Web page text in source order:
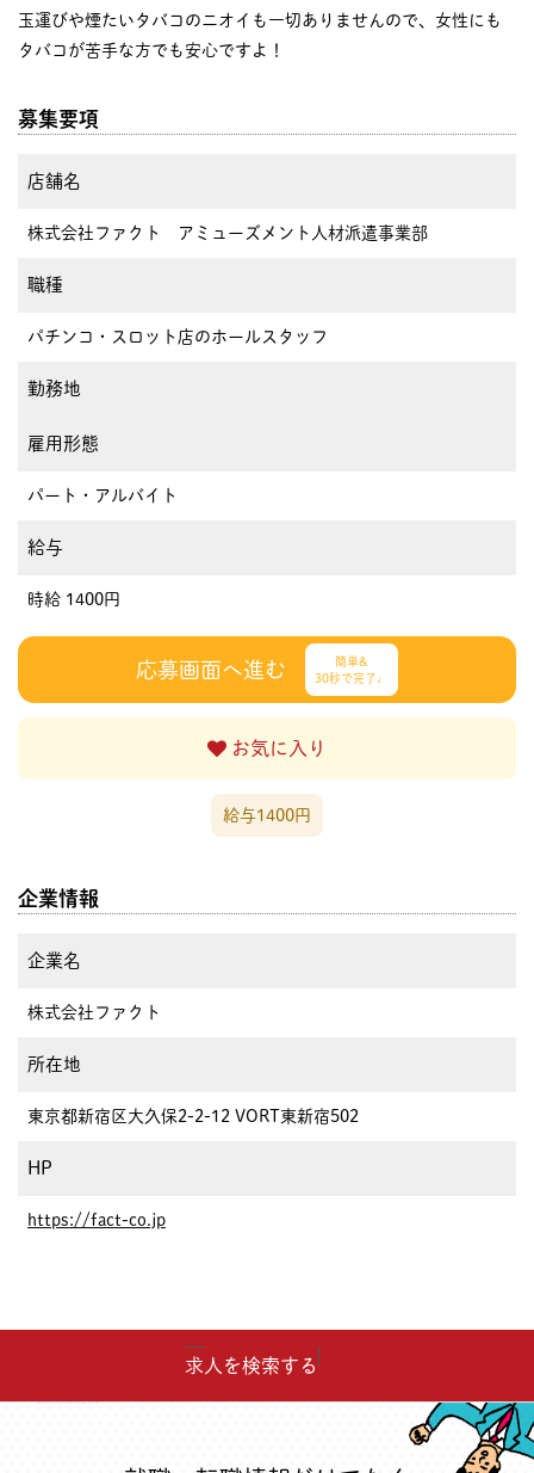
玉運びや煙たいタバコのニオイも一切ありませんので、女性にも
タバコが苦手な方でも安心ですよ！
募集要項
店舗名
株式会社ファクト アミューズメント人材派遣事業部
職種
パチンコ・スロット店のホールスタッフ
勤務地
雇用形態
パート・アルバイト
給与
時給 1400円
応募画面へ進む
簡単&
30秒で完了♩
お気に入り
給与1400円
企業情報
企業名
株式会社ファクト
所在地
東京都新宿区大久保2-2-12 VORT東新宿502
HP
https://fact-co.jp
求人を検索する